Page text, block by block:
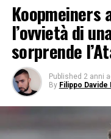
l’ovvietà di
sorprende
Published 2 anni
By Filippo Davide